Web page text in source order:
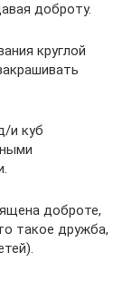
доброту.
круглой
и куб
доброте,
такое дружба,